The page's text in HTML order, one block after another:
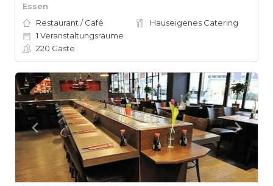
Essen
Restaurant / Café
Hauseigenes Catering
1 Veranstaltungsräume
220 Gäste